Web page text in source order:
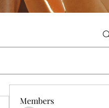
Members